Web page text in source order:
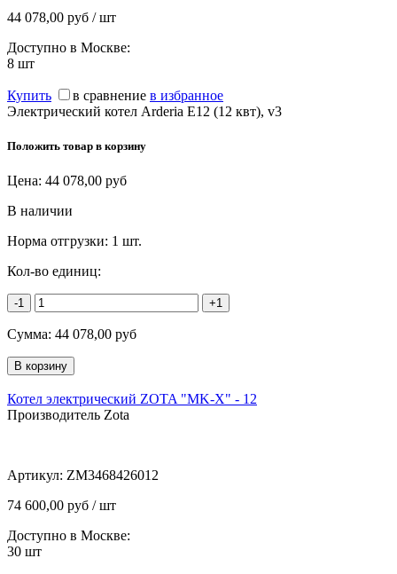
44 078,00 руб / шт
Доступно в Москве:
8 шт
Купить в сравнение в избранное
Электрический котел Arderia E12 (12 квт), v3
Положить товар в корзину
Цена: 44 078,00 руб
В наличии
Норма отгрузки: 1 шт.
Кол-во единиц:
-1 +1
Сумма: 44 078,00 руб
Котел электрический ZOTA "MK-X" - 12
Производитель Zota
Артикул: ZM3468426012
74 600,00 руб / шт
Доступно в Москве:
30 шт